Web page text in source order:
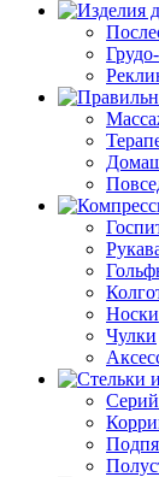
Носки
Чулки